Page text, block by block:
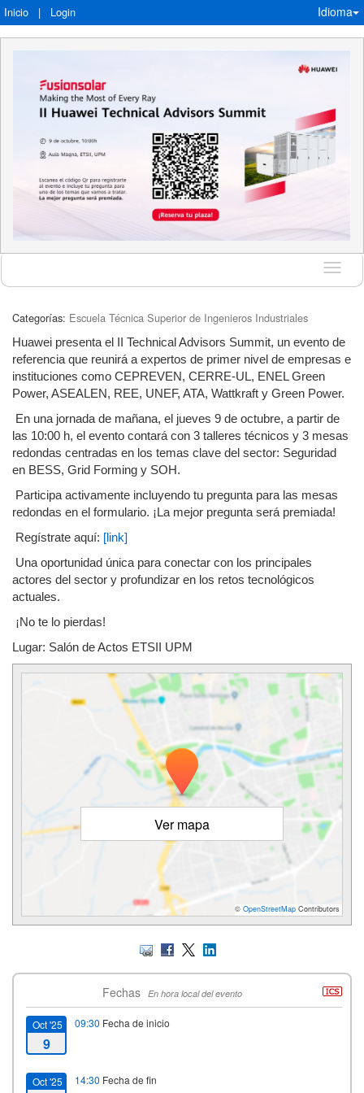
Inicio | Login Idioma
Idioma
Categorías: Escuela Técnica Superior de Ingenieros Industriales
Huawei presenta el II Technical Advisors Summit, un evento de
referencia que reunirá a expertos de primer nivel de empresas e
instituciones como CEPREVEN, CERRE-UL, ENEL Green
Power, ASEALEN, REE, UNEF, ATA, Wattkraft y Green Power.
En una jornada de mañana, el jueves 9 de octubre, a partir de
las 10:00 h, el evento contará con 3 talleres técnicos y 3 mesas
redondas centradas en los temas clave del sector: Seguridad
en BESS, Grid Forming y SOH.
Participa activamente incluyendo tu pregunta para las mesas
redondas en el formulario. ¡La mejor pregunta será premiada!
Regístrate aquí: [link]
Una oportunidad única para conectar con los principales
actores del sector y profundizar en los retos tecnológicos
actuales.
¡No te lo pierdas!
Lugar: Salón de Actos ETSII UPM
Ver mapa
© OpenStreetMap Contributors
Fechas En hora local del evento
Oct '25
9
09:30 Fecha de inicio
Oct '25 14:30 Fecha de fin